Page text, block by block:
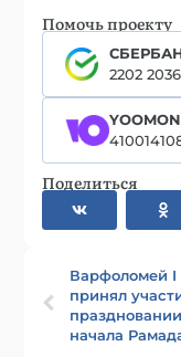
Помочь проекту
2202
Поделиться
Варфоломей I
принял
праздновании
начала